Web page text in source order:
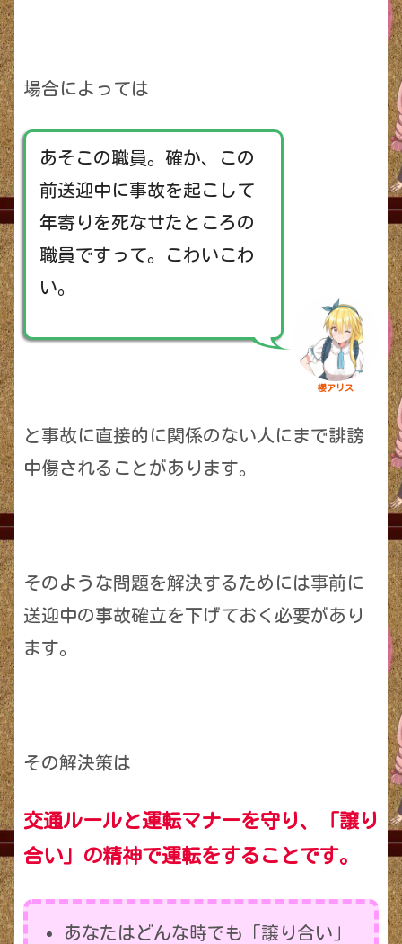
場合によっては
あそこの職員。確か、この
前送迎中に事故を起こして
年寄りを死なせたところの
職員ですって。こわいこわ
い。
櫻アリス
と事故に直接的に関係のない人にまで誹謗
中傷されることがあります。
そのような問題を解決するためには事前に
送迎中の事故確立を下げておく必要があり
ます。
その解決策は
交通ルールと運転マナーを守り、「譲り
合い」の精神で運転をする ことです。
あなたはどんな時でも「譲り合い」